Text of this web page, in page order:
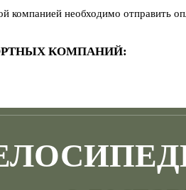
компанией необходимо отправить
КОМПАНИЙ: